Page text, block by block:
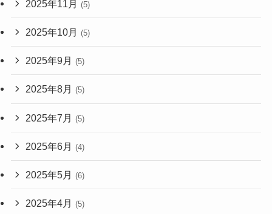
2025年11月 (5)
2025年10月 (5)
2025年9月 (5)
2025年8月 (5)
2025年7月 (5)
2025年6月 (4)
2025年5月 (6)
2025年4月 (5)